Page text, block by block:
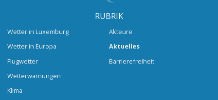
RUBRIK
Wetter in Luxemburg
Wetter in Europa
Flugwetter
Wetterwarnungen
Klima
Akteure
Aktuelles
Barrierefreiheit